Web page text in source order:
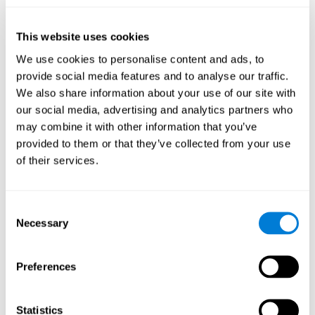
This website uses cookies
We use cookies to personalise content and ads, to
provide social media features and to analyse our traffic.
We also share information about your use of our site with
our social media, advertising and analytics partners who
may combine it with other information that you’ve
provided to them or that they’ve collected from your use
of their services.
Selection
Necessary
Preferences
Statistics
Otras capacidades cognitivas
relevantes son:
Monitorización: Para avanzar en este juego mental debemos
ser capaces de detectar qué errores nos impiden conseguir
nuestro objetivo, aprender de ellos, y ajustar o corregir
nuestra estrategia de acción. Practicar este ejercicio cerebral
esta habilidad cognitiva es muy importante para nuestro día
a día, puesto que nos permite adaptarnos a las
haciendo no funciona. Esta habilidad nos ayuda a descubrir
cómo corregir o ajustar los pasos que debemos dar para
Atención focalizada:
Este juego mental ha sido diseñado